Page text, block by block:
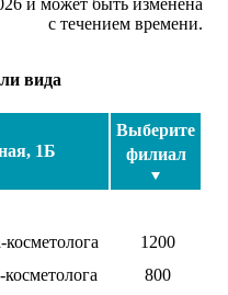
с течением времени.
вида
1Б
Выберите
филиал
1200
800